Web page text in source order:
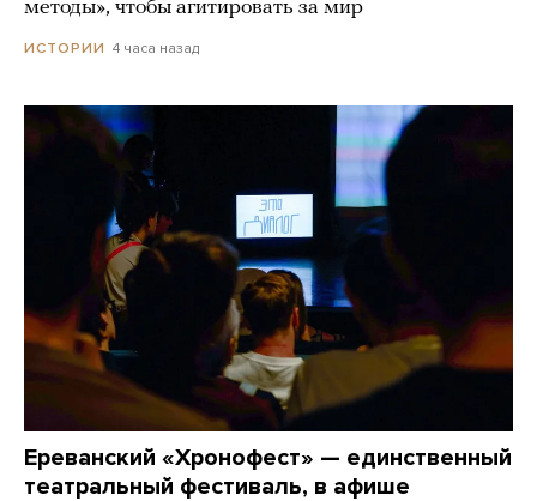
методы», чтобы агитировать за мир
ИСТОРИИ 4 часа назад
Ереванский «Хронофест» — единственный
театральный фестиваль, в афише